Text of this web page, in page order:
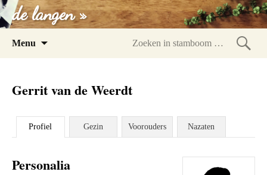
de langen »
Menu
Gerrit van de Weerdt
Profiel Gezin Voorouders Nazaten
Personalia